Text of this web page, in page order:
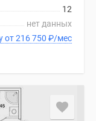
12
нет данных
В ипотеку от 216 750 ₽/мес